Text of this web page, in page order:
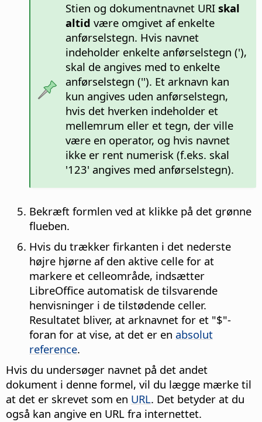
Stien og dokumentnavnet URIskal
altid være omgivet af enkelte
anførselstegn. Hvis navnet
indeholder enkelte anførselstegn ('),
skal de angives med to enkelte
anførselstegn (''). Et arknavn kan
kun angives uden anførselstegn,
hvis det hverken indeholder et
mellemrum eller et tegn, der ville
være en operator, og hvis navnet
ikke er rent numerisk (f.eks. skal
'123' angives med anførselstegn).
Bekræft formlen ved at klikke på det grønne
flueben.
Hvis du trækker firkanten i det nederste
højre hjørne af den aktive celle for at
markere et celleområde, indsætter
LibreOffice automatisk de tilsvarende
henvisninger i de tilstødende celler.
Resultatet bliver, at arknavnet for et "$"-
foran for at vise, at det er en absolut
reference.
Hvis du undersøger navnet på det andet
dokument i denne formel, vil du lægge mærke til
at det er skrevet som en URL. Det betyder at du
også kan angive en URL fra internettet.